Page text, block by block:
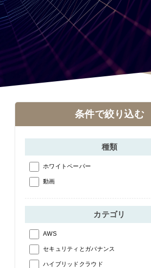
条件で絞り込む
種類
ホワイトペーパー
動画
カテゴリ
AWS
セキュリティとガバナンス
ハイブリッドクラウド